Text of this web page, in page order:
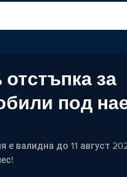
отстъпка за
под
е валидна до 11 август